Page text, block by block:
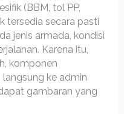
(BBM, tol PP,
tersedia secara pasti
jenis armada, kondisi
Karena itu,
komponen
ke admin
gambaran yang